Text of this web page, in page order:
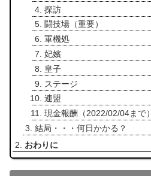
探訪
闘技場（重要）
軍機処
妃嬪
皇子
ステージ
連盟
現金報酬（2022/02/04まで）
結局・・・何日かかる？
おわりに